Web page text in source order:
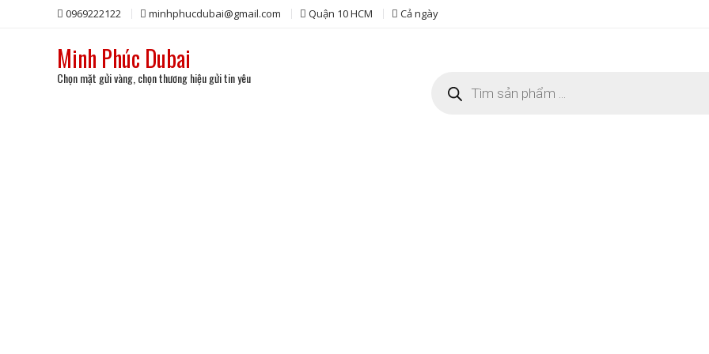
0969222122 minhphucdubai@gmail.com Quận 10 HCM Cả ngày
Minh Phúc Dubai
Chọn mặt gửi vàng, chọn thương hiệu gửi tin yêu
kiếm
sản